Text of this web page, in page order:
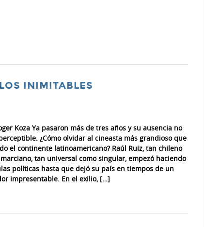
INIMITABLES
Koza Ya pasaron más de tres años y su ausencia no
¿Cómo olvidar al cineasta más grandioso que
el continente latinoamericano? Raúl Ruiz, tan chileno
tan universal como singular, empezó haciendo
políticas hasta que dejó su país en tiempos de un
impresentable. En el exilio, […]